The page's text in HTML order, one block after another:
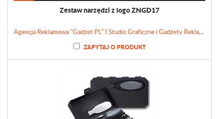
Zestaw narzędzi z logo ZNGD17
Agencja Reklamowa "Gadżet PL" I Studio Graficzne i Gadżety Reklamowe
ZAPYTAJ O PRODUKT